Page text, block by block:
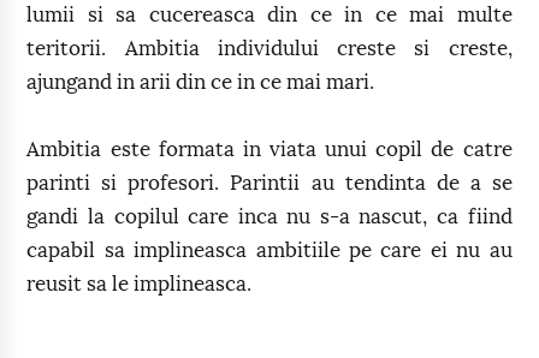
lumii si sa cucereasca din ce in ce mai multe
teritorii. Ambitia individului creste si creste,
ajungand in arii din ce in ce mai mari.
Ambitia este formata in viata unui copil de catre
parinti si profesori. Parintii au tendinta de a se
gandi la copilul care inca nu s-a nascut, ca fiind
capabil sa implineasca ambitiile pe care ei nu au
reusit sa le implineasca.